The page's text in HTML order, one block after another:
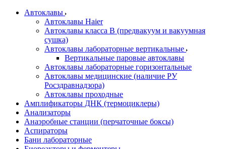
Автоклавы
Автоклавы Haier
Автоклавы класса B (предвакуум и вакуумная
сушка)
Автоклавы лабораторные вертикальные
Вертикальные паровые автоклавы
Автоклавы лабораторные горизонтальные
Автоклавы медицинские (наличие РУ
Росздравнадзора)
Автоклавы проходные
Амплификаторы ДНК (термоциклеры)
Анализаторы
Анаэробные станции (перчаточные боксы)
Аспираторы
Бани лабораторные